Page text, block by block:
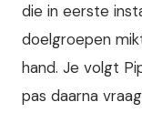
die in eerste
doelgroepen
hand. Je volgt
pas daarna